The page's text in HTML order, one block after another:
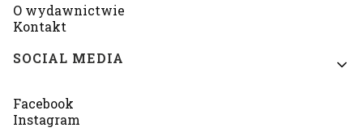
O wydawnictwie
Kontakt
SOCIAL MEDIA
Facebook
Instagram